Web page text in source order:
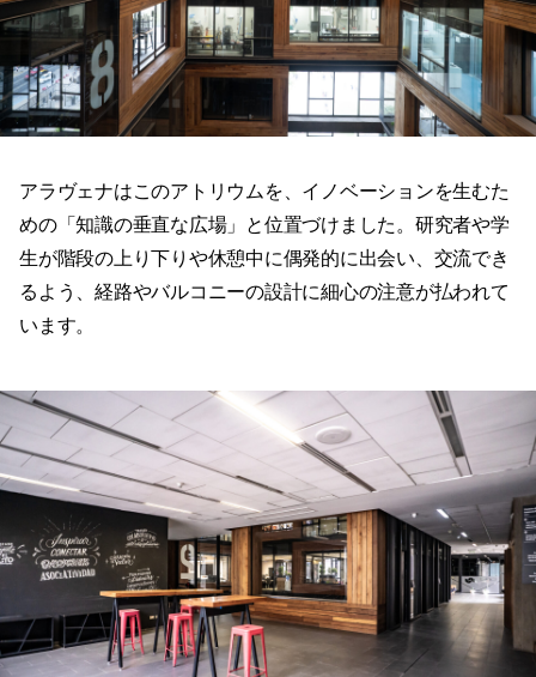
アラヴェナはこのアトリウムを、イノベーションを生むた
めの「知識の垂直な広場」と位置づけました。研究者や学
生が階段の上り下りや休憩中に偶発的に出会い、交流でき
るよう、経路やバルコニーの設計に細心の注意が払われて
います。